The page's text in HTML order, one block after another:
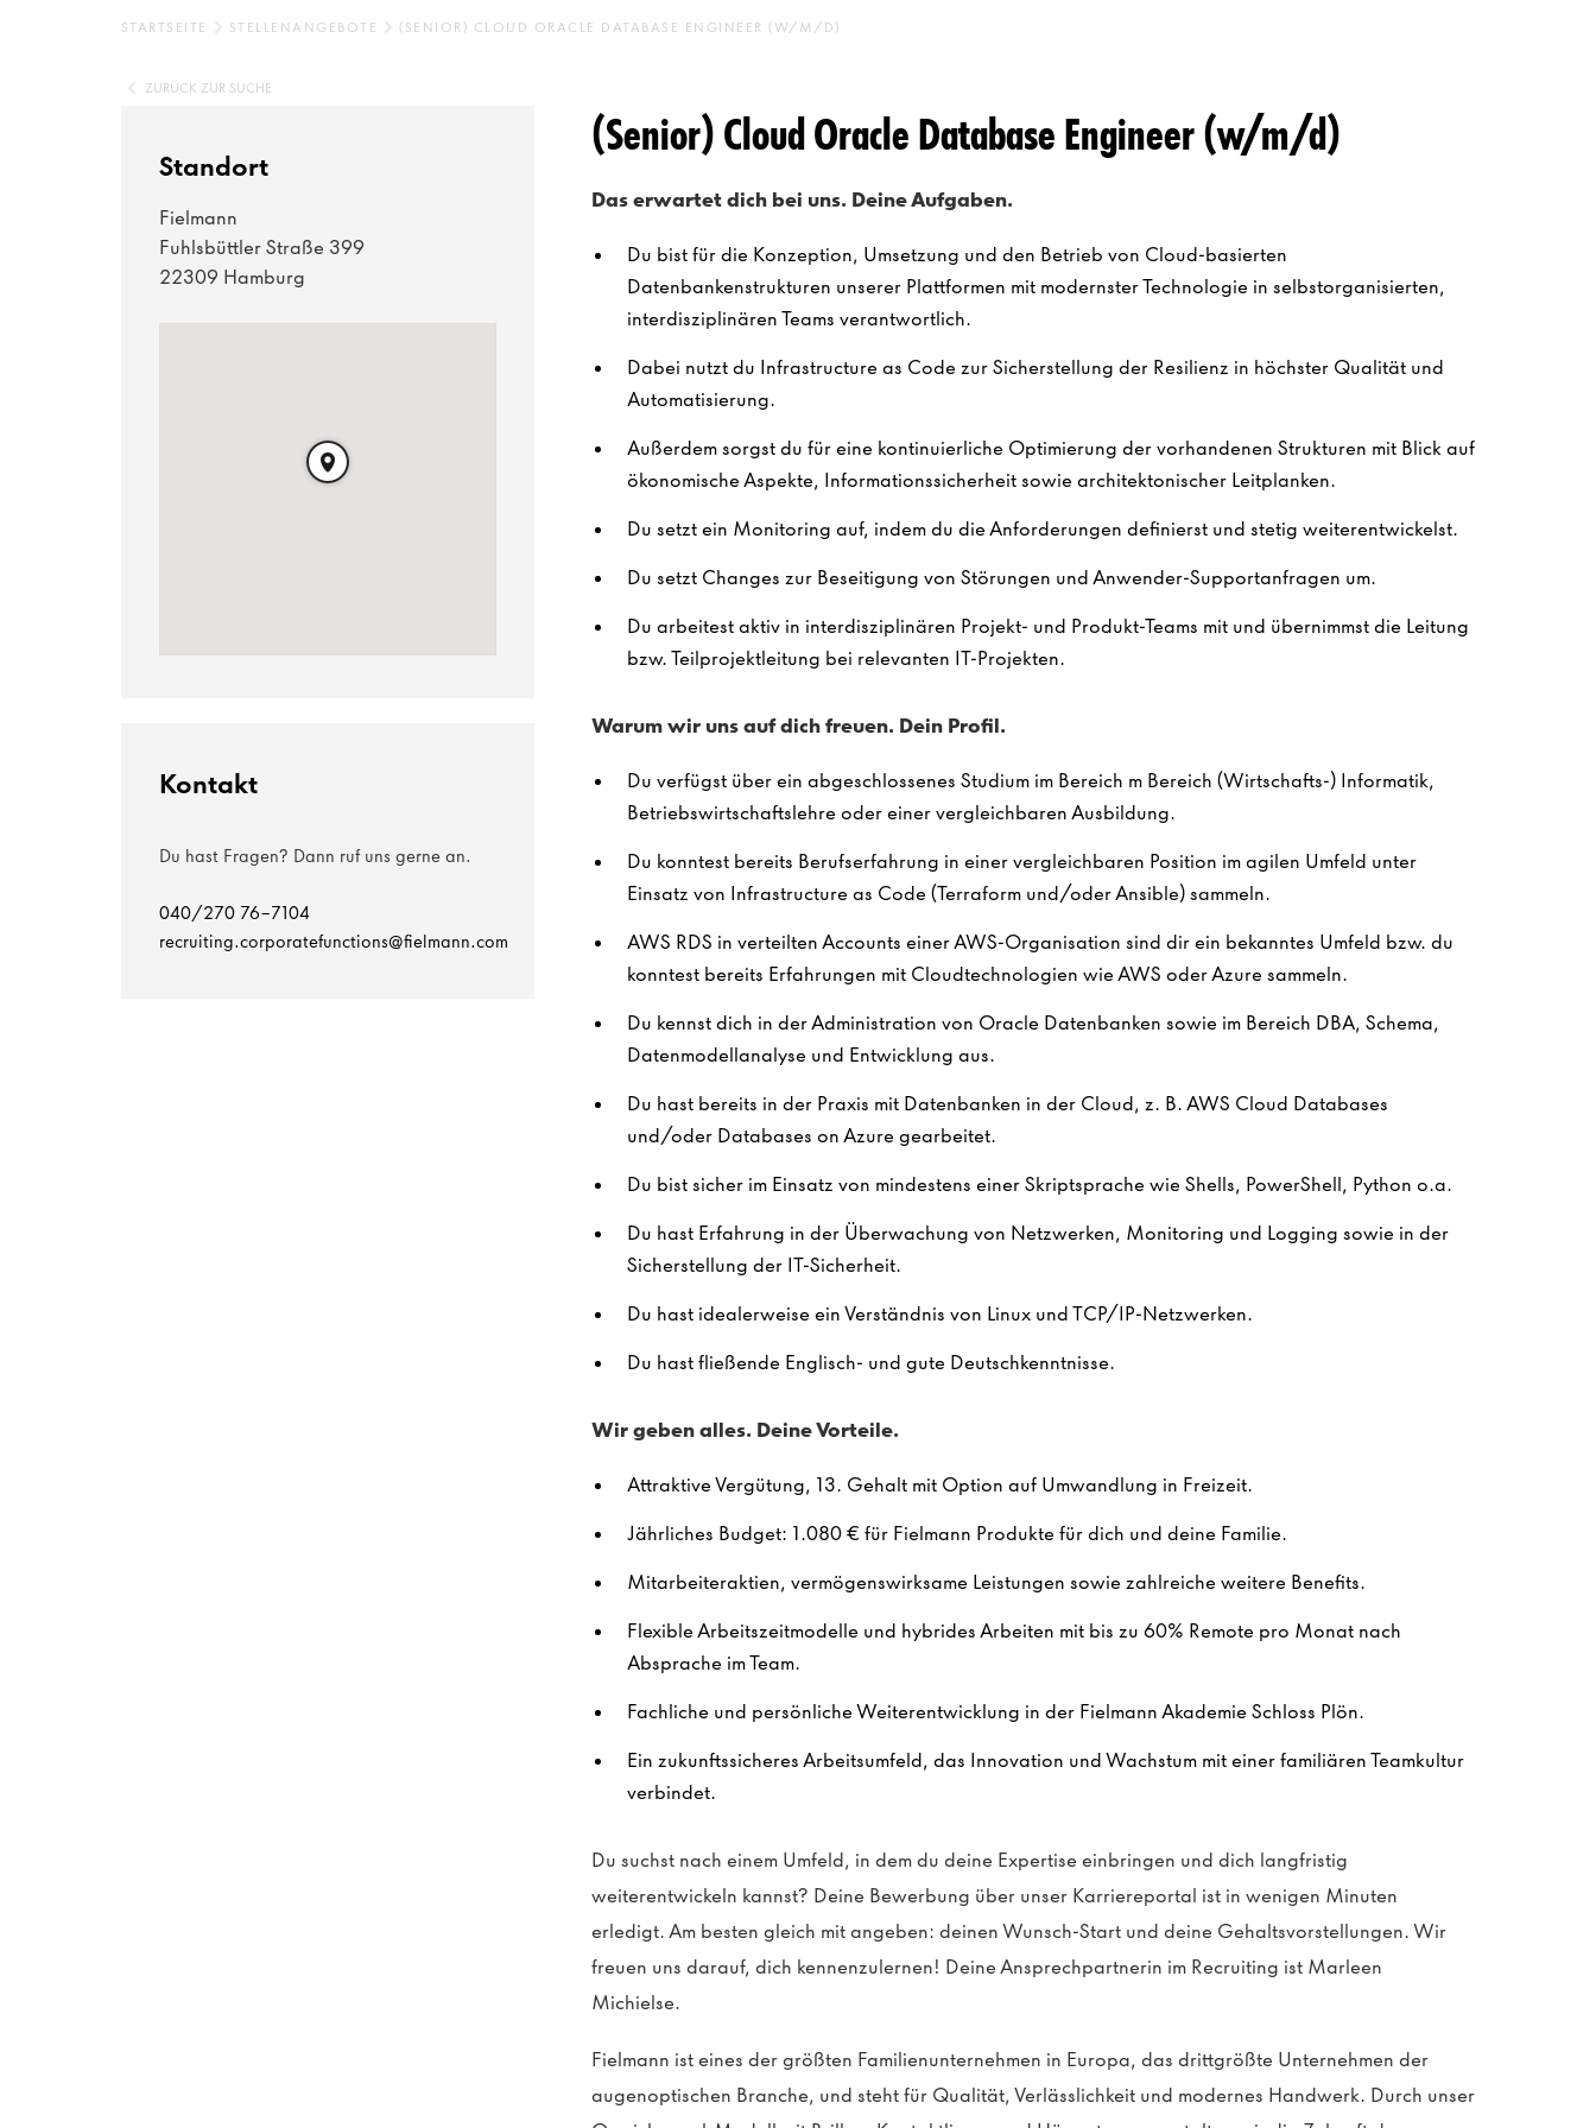
STARTSEITE STELLENANGEBOTE (SENIOR) CLOUD ORACLE DATABASE ENGINEER (W/M/D)
ZURÜCK ZUR SUCHE
(Senior) Cloud Oracle Database Engineer (w/m/d)
Das erwartet dich bei uns. Deine Aufgaben.
Du bist für die Konzeption, Umsetzung und den Betrieb von Cloud-basierten
Datenbankenstrukturen unserer Plattformen mit modernster Technologie in selbstorganisierten,
interdisziplinären Teams verantwortlich.
Dabei nutzt du Infrastructure as Code zur Sicherstellung der Resilienz in höchster Qualität und
Automatisierung.
Außerdem sorgst du für eine kontinuierliche Optimierung der vorhandenen Strukturen mit Blick auf
ökonomische Aspekte, Informationssicherheit sowie architektonischer Leitplanken.
Du setzt ein Monitoring auf, indem du die Anforderungen definierst und stetig weiterentwickelst.
Du setzt Changes zur Beseitigung von Störungen und Anwender-Supportanfragen um.
Du arbeitest aktiv in interdisziplinären Projekt- und Produkt-Teams mit und übernimmst die Leitung
bzw. Teilprojektleitung bei relevanten IT-Projekten.
Warum wir uns auf dich freuen. Dein Profil.
Du verfügst über ein abgeschlossenes Studium im Bereich m Bereich (Wirtschafts-) Informatik,
Betriebswirtschaftslehre oder einer vergleichbaren Ausbildung.
Du konntest bereits Berufserfahrung in einer vergleichbaren Position im agilen Umfeld unter
Einsatz von Infrastructure as Code (Terraform und/oder Ansible) sammeln.
AWS RDS in verteilten Accounts einer AWS-Organisation sind dir ein bekanntes Umfeld bzw. du
konntest bereits Erfahrungen mit Cloudtechnologien wie AWS oder Azure sammeln.
Du kennst dich in der Administration von Oracle Datenbanken sowie im Bereich DBA, Schema,
Datenmodellanalyse und Entwicklung aus.
Du hast bereits in der Praxis mit Datenbanken in der Cloud, z. B. AWS Cloud Databases
und/oder Databases on Azure gearbeitet.
Du bist sicher im Einsatz von mindestens einer Skriptsprache wie Shells, PowerShell, Python o.a.
Du hast Erfahrung in der Überwachung von Netzwerken, Monitoring und Logging sowie in der
Sicherstellung der IT-Sicherheit.
Du hast idealerweise ein Verständnis von Linux und TCP/IP-Netzwerken.
Du hast fließende Englisch- und gute Deutschkenntnisse.
Wir geben alles. Deine Vorteile.
Attraktive Vergütung, 13. Gehalt mit Option auf Umwandlung in Freizeit.
Jährliches Budget: 1.080 € für Fielmann Produkte für dich und deine Familie.
Mitarbeiteraktien, vermögenswirksame Leistungen sowie zahlreiche weitere Benefits.
Flexible Arbeitszeitmodelle und hybrides Arbeiten mit bis zu 60% Remote pro Monat nach
Absprache im Team.
Fachliche und persönliche Weiterentwicklung in der Fielmann Akademie Schloss Plön.
Ein zukunftssicheres Arbeitsumfeld, das Innovation und Wachstum mit einer familiären Teamkultur
verbindet.
Du suchst nach einem Umfeld, in dem du deine Expertise einbringen und dich langfristig
weiterentwickeln kannst? Deine Bewerbung über unser Karriereportal ist in wenigen Minuten
erledigt. Am besten gleich mit angeben: deinen Wunsch-Start und deine Gehaltsvorstellungen. Wir
freuen uns darauf, dich kennenzulernen! Deine Ansprechpartnerin im Recruiting ist Marleen
Michielse.
Fielmann ist eines der größten Familienunternehmen in Europa, das drittgrößte Unternehmen der
augenoptischen Branche, und steht für Qualität, Verlässlichkeit und modernes Handwerk. Durch unser
Standort
Fielmann
Fuhlsbüttler Straße 399
22309 Hamburg
Kontakt
Du hast Fragen? Dann ruf uns gerne an.
040/270 76-7104
recruiting.corporatefunctions@fielmann.com